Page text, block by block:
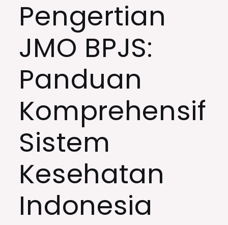
Pengertian
JMO BPJS:
Panduan
Komprehensif
Sistem
Kesehatan
Indonesia